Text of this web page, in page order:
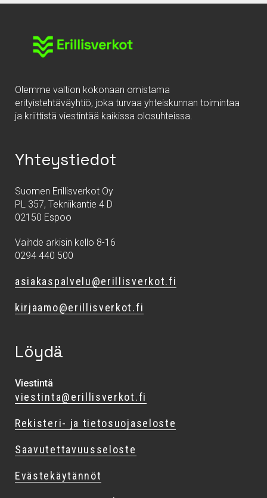
Olemme valtion kokonaan omistama
erityistehtäväyhtiö, joka turvaa yhteiskunnan toimintaa
ja kriittistä viestintää kaikissa olosuhteissa.
Yhteystiedot
Suomen Erillisverkot Oy
PL 357, Tekniikantie 4 D
02150 Espoo
Vaihde arkisin kello 8-16
0294 440 500
asiakaspalvelu@erillisverkot.fi
kirjaamo@erillisverkot.fi
Löydä
Viestintä
viestinta@erillisverkot.fi
Rekisteri- ja tietosuojaseloste
Saavutettavuusseloste
Evästekäytännöt